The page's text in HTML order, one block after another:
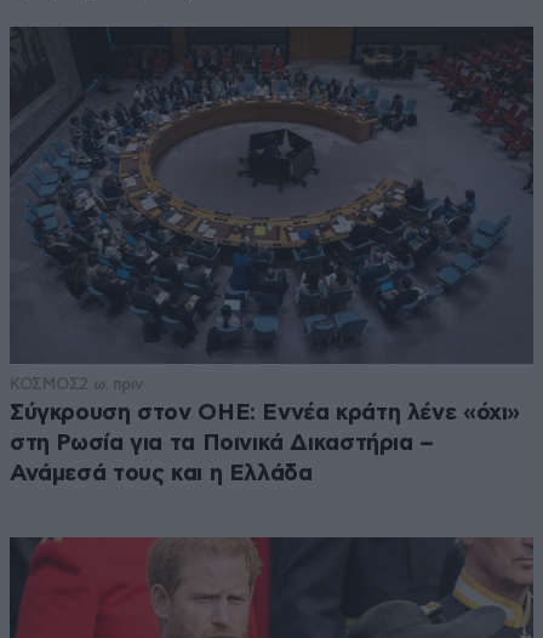
ΚΟΣΜΟΣ2 ω. πριν
Σύγκρουση στον ΟΗΕ: Εννέα κράτη λένε «όχι»
στη Ρωσία για τα Ποινικά Δικαστήρια –
Ανάμεσά τους και η Ελλάδα